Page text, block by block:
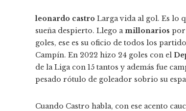
leonardo castro Larga vida al gol. Es lo
sueña despierto. Llego amillonarios por
goles, ese es su oficio de todos los
Campín. En 2022 hizo 24 goles con el
de la Liga con 15 tantos y además fue
pesado rótulo de goleador sobrio su
Cuando Castro habla, con ese acento